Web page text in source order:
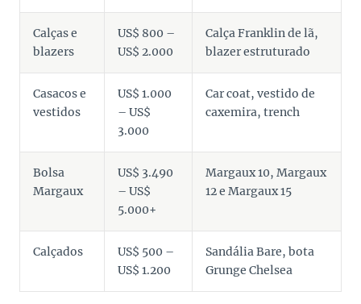
Calças e
blazers
US$ 800 –
US$ 2.000
Calça Franklin de lã,
blazer estruturado
Casacos e
vestidos
US$ 1.000
– US$
3.000
Car coat, vestido de
caxemira, trench
Bolsa
Margaux
US$ 3.490
– US$
5.000+
Margaux 10, Margaux
12 e Margaux 15
Calçados
US$ 500 –
US$ 1.200
Sandália Bare, bota
Grunge Chelsea